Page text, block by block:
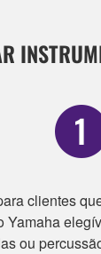
clientes
Yamaha
ou